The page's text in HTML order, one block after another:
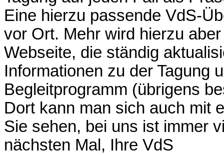
Eine hierzu passende VdS-
vor Ort. Mehr wird hierzu
Webseite, die ständig
Informationen zu der Tagung
Begleitprogramm (übrigens
Dort kann man sich auch mit
Sie sehen, bei uns ist immer
nächsten Mal, Ihre VdS